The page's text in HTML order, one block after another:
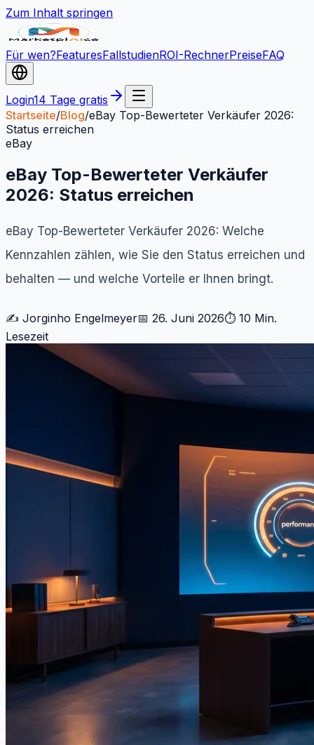
Zum Inhalt springen
Für wen?FeaturesFallstudienROI-RechnerPreiseFAQ
Login14 Tage gratis
Startseite/Blog/eBay Top-Bewerteter Verkäufer 2026:
Status erreichen
eBay
eBay Top-Bewerteter Verkäufer
2026: Status erreichen
eBay Top-Bewerteter Verkäufer 2026: Welche
Kennzahlen zählen, wie Sie den Status erreichen und
behalten — und welche Vorteile er Ihnen bringt.
✍️ Jorginho Engelmeyer📅 26. Juni 2026⏱ 10 Min.
Lesezeit